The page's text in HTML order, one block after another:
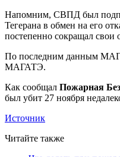
Напомним, СВПД был
Тегерана в обмен на его
постепенно сокращал свои
По последним данным
МАГАТЭ.
Как сообщал Пожарная
был убит 27 ноября
Источник
Читайте также